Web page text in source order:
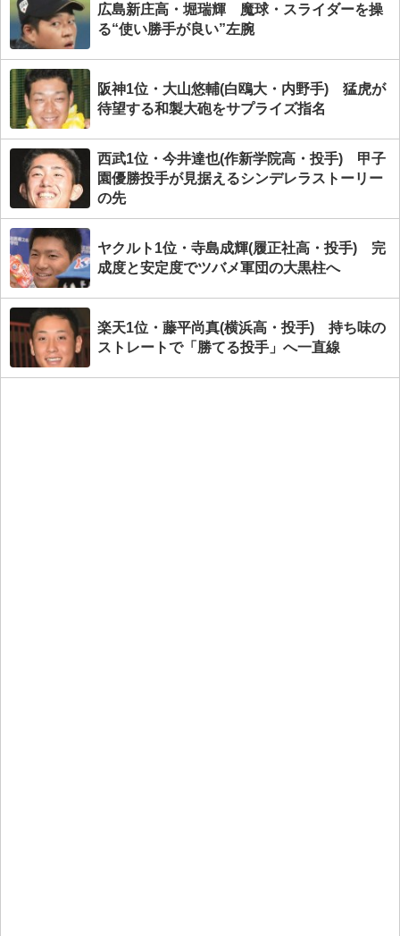
広島新庄高・堀瑞輝 魔球・スライダーを操
る“使い勝手が良い”左腕
阪神1位・大山悠輔(白鴎大・内野手) 猛虎が
待望する和製大砲をサプライズ指名
西武1位・今井達也(作新学院高・投手) 甲子
園優勝投手が見据えるシンデレラストーリー
の先
ヤクルト1位・寺島成輝(履正社高・投手) 完
成度と安定度でツバメ軍団の大黒柱へ
楽天1位・藤平尚真(横浜高・投手) 持ち味の
ストレートで「勝てる投手」へ一直線